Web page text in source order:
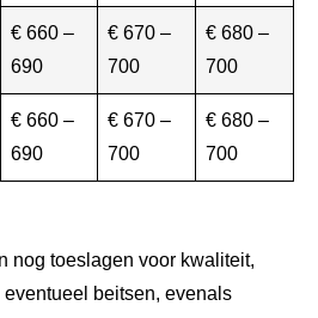
€ 660 –
690
€ 670 –
700
€ 680 –
700
€ 660 –
690
€ 670 –
700
€ 680 –
700
nog toeslagen voor kwaliteit,
beitsen, evenals